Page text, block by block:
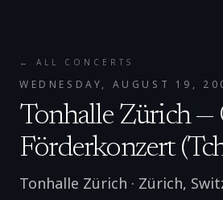
← ALL CONCERTS
WEDNESDAY, AUGUST 19,
Tonhalle Zürich —
Förderkonzert
Tonhalle Zürich · Zürich,